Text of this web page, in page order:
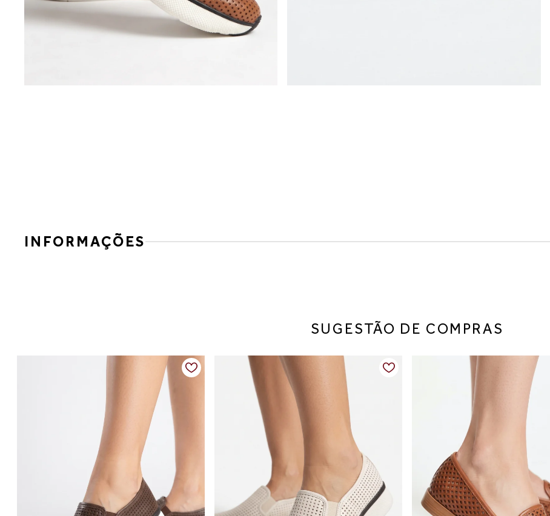
INFORMAÇÕES
Altura do salto: aproximadamente 2 cm
Diferenciais: couro vazado que favorece a respirabilidade, elástico lateral que facilita o calce e melhora o ajuste, leveza ao
versátil para diferentes ocasiões
Disponível do 34 ao 39.
34 — aproximadamente 22,6 cm
35 — aproximadamente 23,3 cm
36 — aproximadamente 24 cm
37 — aproximadamente 24,6 cm
38 — aproximadamente 25,3 cm
SUGESTÃO DE COMPRAS